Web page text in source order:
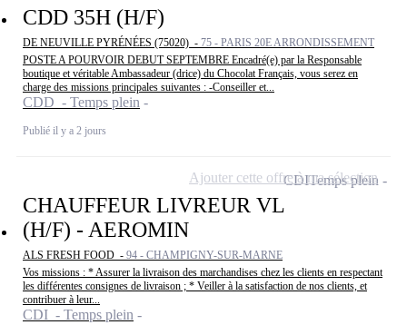
CDD 35H (H/F)
DE NEUVILLE PYRÉNÉES (75020) - 75 - PARIS 20E ARRONDISSEMENT
POSTE A POURVOIR DEBUT SEPTEMBRE Encadré(e) par la Responsable
boutique et véritable Ambassadeur (drice) du Chocolat Français, vous serez en
charge des missions principales suivantes : -Conseiller et...
CDD - Temps plein
Publié il y a 2 jours
CHAUFFEUR LIVREUR VL
(H/F) - AEROMIN
ALS FRESH FOOD - 94 - CHAMPIGNY-SUR-MARNE
Vos missions : * Assurer la livraison des marchandises chez les clients en respectant
les différentes consignes de livraison ; * Veiller à la satisfaction de nos clients, et
contribuer à leur...
CDI - Temps plein
CDITemps plein
Ajouter cette offre à ma sélection